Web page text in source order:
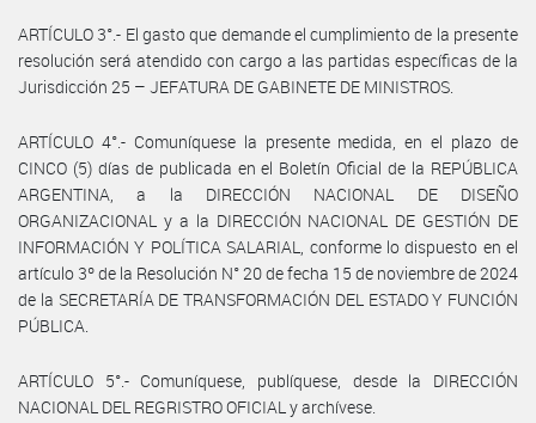
ARTÍCULO 3°.- El gasto que demande el cumplimiento de la presente
resolución será atendido con cargo a las partidas específicas de la
Jurisdicción 25 – JEFATURA DE GABINETE DE MINISTROS.
ARTÍCULO 4°.- Comuníquese la presente medida, en el plazo de
CINCO (5) días de publicada en el Boletín Oficial de la REPÚBLICA
ARGENTINA, a la DIRECCIÓN NACIONAL DE DISEÑO
ORGANIZACIONAL y a la DIRECCIÓN NACIONAL DE GESTIÓN DE
INFORMACIÓN Y POLÍTICA SALARIAL, conforme lo dispuesto en el
artículo 3º de la Resolución N° 20 de fecha 15 de noviembre de 2024
de la SECRETARÍA DE TRANSFORMACIÓN DEL ESTADO Y FUNCIÓN
PÚBLICA.
ARTÍCULO 5°.- Comuníquese, publíquese, desde la DIRECCIÓN
NACIONAL DEL REGRISTRO OFICIAL y archívese.